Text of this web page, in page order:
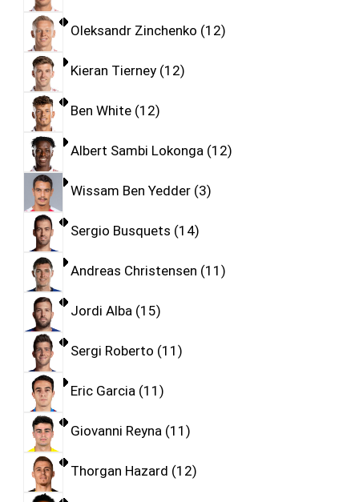
Oleksandr Zinchenko 12
Kieran Tierney 12
Ben White 12
Albert Sambi Lokonga 12
Wissam Ben Yedder 3
Sergio Busquets 14
Andreas Christensen 11
Jordi Alba 15
Sergi Roberto 11
Eric Garcia 11
Giovanni Reyna 11
Thorgan Hazard 12